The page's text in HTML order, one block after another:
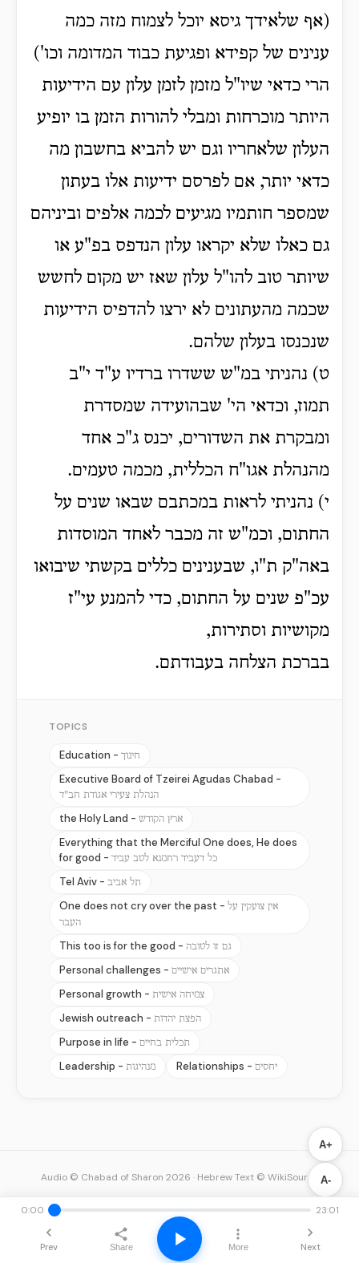
(אף שלאידך גיסא יוכל לצמוח מזה כמה
ענינים של קפידא ופגיעת כבוד המדומה וכו')
הרי כדאי שיו"ל מזמן לזמן עלון עם הידיעות
היותר מוכרחות ומבלי להורות הזמן בו יופיע
העלון שלאחריו וגם יש להביא בחשבון מה
כדאי יותר, אם לפרסם ידיעות אלו בעתון
שמספר חותמיו מגיעים לכמה אלפים וביניהם
גם כאלו שלא יקראו עלון הנדפס בפ"ע או
שיותר טוב להו"ל עלון שאז יש מקום לחשש
שכמה מהעתונים לא ירצו להדפיס הידיעות
שנכנסו בעלון שלהם.
ט) נהניתי במ"ש ששדרו ברדיו ע"ד י"ב
תמוז, וכדאי הי' שבהועידה שמסדרת
ומבקרת את השדורים, יכנס ג"כ אחד
מהנהלת אגו"ח הכללית, מכמה טעמים.
י) נהניתי לראות במכתבם שבאו שנים על
החתום, וכמ"ש זה מכבר לאחד המוסדות
באה"ק ת"ו, שבענינים כללים בקשתי שיבואו
עכ"פ שנים על החתום, כדי להמנע עי"ז
מקושיות וסתירות,
בברכת הצלחה בעבודתם.
TOPICS
Education - חינוך
Executive Board of Tzeirei Agudas Chabad -
הנהלת צעירי אגודת חב"ד
the Holy Land - ארץ הקודש
Everything that the Merciful One does, He does
for good - כל דעביד רחמנא לטב עביד
Tel Aviv - תל אביב
One does not cry over the past - אין צועקין על
העבר
This too is for the good - גם זו לטובה
Personal challenges - אתגרים אישיים
Personal growth - צמיחה אישית
Jewish outreach - הפצת יהדות
Purpose in life - תכלית בחיים
Leadership - מנהיגות Relationships - יחסים
A+
A-
0:00 23:01
Prev Share More Next
Audio © Chabad of Sharon 2026 · Hebrew Text © WikiSource